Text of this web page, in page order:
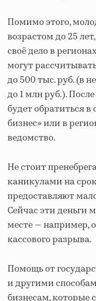
Помимо этого,
возрастом до 25
своё дело в
могут
до 500 тыс. руб. (в
до 1 млн руб.).
будет обратиться
бизнес» или в
ведомство.
Не стоит
каникулами на
предоставляют
Сейчас эти деньги
месте — например,
кассового разрыва.
Помощь от
и другими
бизнесам, которые